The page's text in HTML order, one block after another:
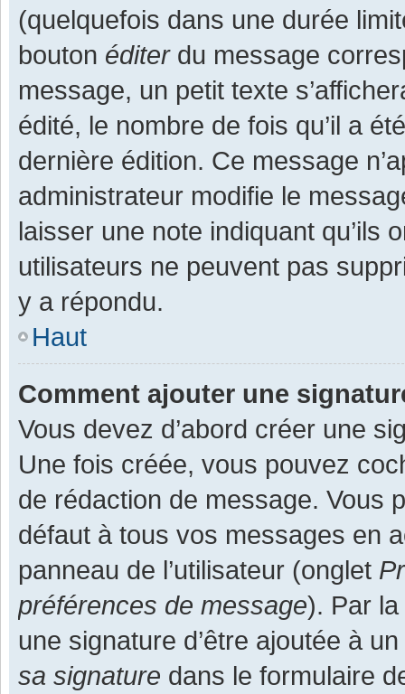
(quelquefois dans une durée
bouton éditerdu message
message, un petit texte
édité, le nombre de fois qu’il a
dernière édition. Ce message
administrateur modifie le
laisser une note indiquant qu’ils
utilisateurs ne peuvent pas
y a répondu.
Haut
Comment ajouter une
Vous devez d’abord créer une
Une fois créée, vous pouvez
de rédaction de message. Vous
défaut à tous vos messages en
panneau de l’utilisateur (onglet
préférences de message). Par
une signature d’être ajoutée à
sa signature dans le formulaire